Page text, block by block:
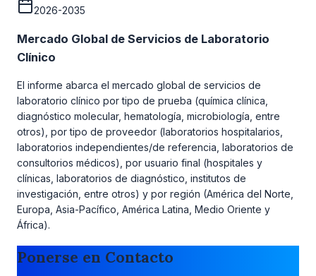
2026-2035
Mercado Global de Servicios de Laboratorio
Clínico
El informe abarca el mercado global de servicios de
laboratorio clínico por tipo de prueba (química clínica,
diagnóstico molecular, hematología, microbiología, entre
otros), por tipo de proveedor (laboratorios hospitalarios,
laboratorios independientes/de referencia, laboratorios de
consultorios médicos), por usuario final (hospitales y
clínicas, laboratorios de diagnóstico, institutos de
investigación, entre otros) y por región (América del Norte,
Europa, Asia-Pacífico, América Latina, Medio Oriente y
África).
Ponerse en Contacto